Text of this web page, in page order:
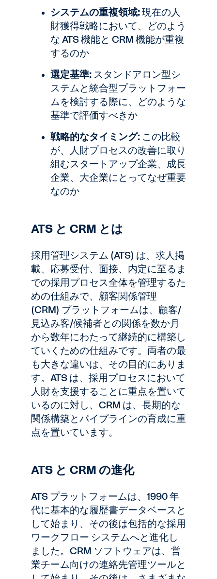
システムの重複領域:現在の人
財獲得戦略において、どのよう
な ATS 機能と CRM 機能が重複
するのか
選定基準:スタンドアロン型シ
ステムと統合型プラットフォー
ムを検討する際に、どのような
基準で評価すべきか
戦略的なタイミング: この比較
が、人財プロセスの改善に取り
組むスタートアップ企業、成長
企業、大企業にとってなぜ重要
なのか
ATS と CRM とは
採用管理システム (ATS) は、求人掲
載、応募受付、面接、内定に至るま
での採用プロセス全体を管理するた
めの仕組みで、顧客関係管理
(CRM) プラットフォームは、顧客/
見込み客/候補者との関係を数か月
から数年にわたって継続的に構築し
ていくための仕組みです。両者の最
も大きな違いは、その目的にありま
す。ATS は、採用プロセスにおいて
人財を支援することに重点を置いて
いるのに対し、CRM は、長期的な
関係構築とパイプラインの育成に重
点を置いています。
ATS と CRM の進化
ATS プラットフォームは、1990 年
代に基本的な履歴書データベースと
して始まり、その後は包括的な採用
ワークフロー システムへと進化し
ました。CRM ソフトウェアは、営
業チーム向けの連絡先管理ツールと